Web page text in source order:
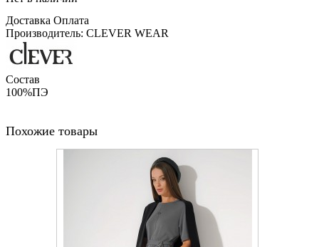
Доставка Оплата
Производитель: CLEVER WEAR
Состав
100%ПЭ
Похожие товары